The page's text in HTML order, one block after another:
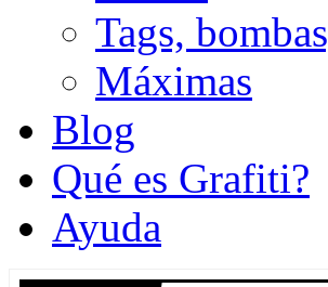
Tags,
Máximas
Blog
Qué es Grafiti?
Ayuda